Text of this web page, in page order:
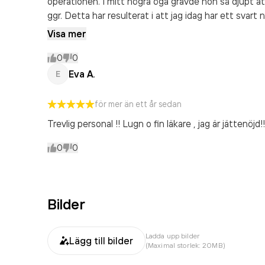
ggr. Detta har resulterat i att jag idag har ett svart
sig vilket innebär att jag ser suddigt på det ögat.
Visa mer
0 0
E Eva A.
för mer än ett år sedan
Trevlig personal !! Lugn o fin läkare , jag är
0 0
Bilder
Lägg till bilder
Ladda upp bilder
(Maximal storlek: 20MB)